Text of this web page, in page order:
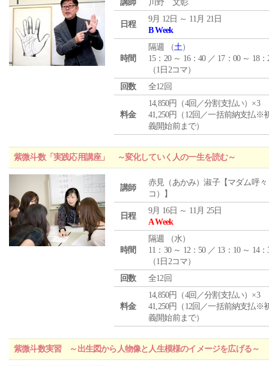
講師 川野 文彰
日程
9月 12日 ～ 11月 21日
B Week
時間
隔週 （土）
15：20 ～ 16：40 ／ 17：00 ～ 18：
（1日2コマ）
回数
全12回
料金
14,850円（4回／分割支払い）×3
41,250円（12回／一括前納支払※
義開始前まで）
紫微斗数「実践応用講座」 ～変化していく人の一生を読む～
講師
赤見（あかみ）淑子【マダム呼々
コ）】
日程
9月 16日 ～ 11月 25日
A Week
時間
隔週 （水）
11：30 ～ 12：50 ／ 13：10 ～ 14：
（1日2コマ）
回数
全12回
料金
14,850円（4回／分割支払い）×3
41,250円（12回／一括前納支払※
義開始前まで）
紫微斗数実習 ～出生図から人物像と人生模様のイメージを広げる～